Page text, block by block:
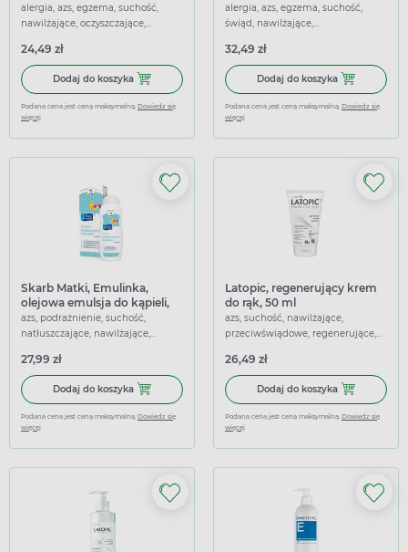
alergia, azs, egzema, suchość,
nawilżające, oczyszczające,
24,49 zł
Dodaj do koszyka Dodaj do koszyka Mediderm, emulsja pod prysznic, 250
Podana cena jest ceną maksymalną. Dowiedz się
więcej
alergia, azs, egzema, suchość,
świąd, nawilżające,
32,49 zł
Dodaj do koszyka Dodaj do
Podana cena jest ceną maksymalną. Dowiedz się
więcej
Skarb Matki, Emulinka,
olejowa emulsja do kąpieli,
250 ml
azs, podrażnienie, suchość,
natłuszczające, nawilżające,
27,99 zł
Dodaj do koszyka Dodaj do koszyka Skarb Matki, Emulinka, olejowa
Podana cena jest ceną maksymalną. Dowiedz się
więcej
Latopic, regenerujący krem
do rąk, 50 ml
azs, suchość, nawilżające,
przeciwświądowe, regenerujące,
26,49 zł
Dodaj do koszyka Dodaj do
Podana cena jest ceną maksymalną. Dowiedz się
więcej